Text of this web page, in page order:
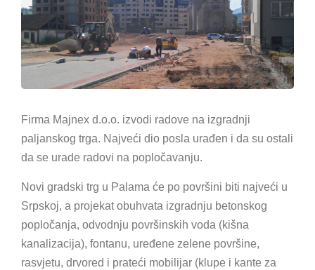
Firma Majnex d.o.o. izvodi radove na izgradnji
paljanskog trga. Najveći dio posla urađen i da su ostali
da se urade radovi na popločavanju.
Novi gradski trg u Palama će po površini biti najveći u
Srpskoj, a projekat obuhvata izgradnju betonskog
popločanja, odvodnju površinskih voda (kišna
kanalizacija), fontanu, uređene zelene površine,
rasvjetu, drvored i prateći mobilijar (klupe i kante za